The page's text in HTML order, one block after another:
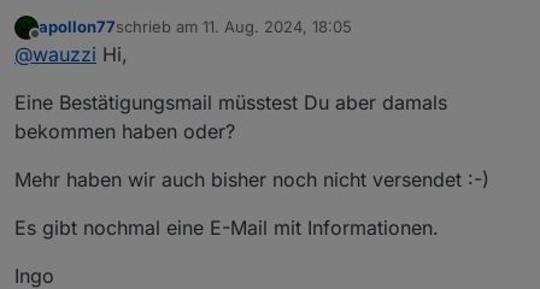
@
gegangen ist?
Email mit Ticket hat wohl noch einen Umweg
genommen :-) und ist jetzt da.
Hallo Orga Team,
ich habe leider bis heute kein Ticket erhalten. Im Spam
Könnt ihr mal bitte schauen, ob da was schiefgelaufen
Paypal Transaktionsvode: Transaktionscode
apollon77schrieb am 11. Aug. 2024, 18:05
zuletzt editiert von
@wauzzi Hi,
Eine Bestätigungsmail müsstest Du aber damals
bekommen haben oder?
Mehr haben wir auch bisher noch nicht versendet :-)
Es gibt nochmal eine E-Mail mit Informationen.
Ingo